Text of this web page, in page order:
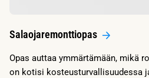
Salaojaremonttiopas
Opas auttaa ymmärtämään, mikä
on kotisi kosteusturvallisuudessa